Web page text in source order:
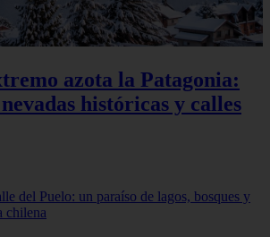
azota la Patagonia:
históricas y calles